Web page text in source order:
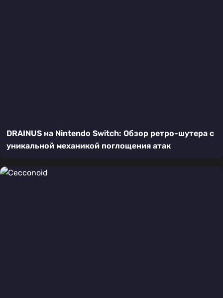
DRAINUS на Nintendo Switch: Обзор ретро-шутера с
уникальной механикой поглощения атак